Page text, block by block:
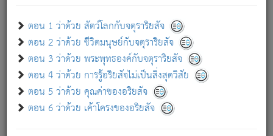
ตอน 1 ว่าด้วย สัตว์โลกกับจตุราริยสัจ
ตอน 2 ว่าด้วย ชีวิตมนุษย์กับจตุราริยสัจ
ตอน 3 ว่าด้วย พระพุทธองค์กับจตุราริยสัจ
ตอน 4 ว่าด้วย การรู้อริยสัจไม่เป็นสิ่งสุดวิสัย
ตอน 5 ว่าด้วย คุณค่าของอริยสัจ
ตอน 6 ว่าด้วย เค้าโครงของอริยสัจ
เขาเพลิดเพลินยิ่งนักในสิ่งใด สิ่งนั้นเป็นภัย (ที่เขาไม่รู้จัก)
เขากลัวต่อสิ่งใดสิ่งนั้นเป็นทุกข์
พรหมจรรย์นี้ อันบุคคลย่อมประพฤติ ก็เพื่อการละขาดซึ่ง
ภพ.
สมณะหรือพราหมณ์เหล่าใด กล่าวความหลุดพ้นจากภพว่า
มีได้เพราะภพ เรากล่าวว่า สมณะหรือพราหมณ์ทั้งปวงนั้น
มิใช่ผู้หลดพ้นจากภพ.